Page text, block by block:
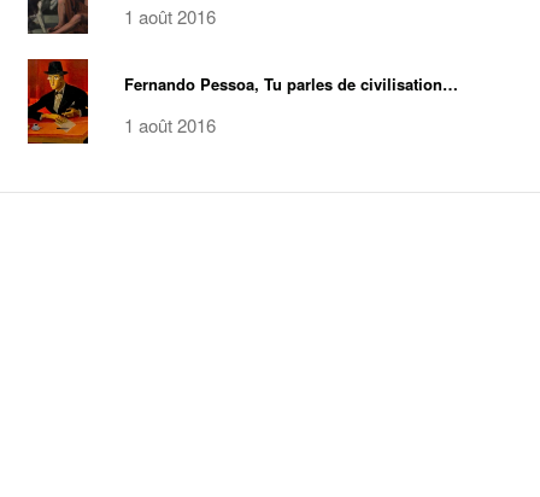
1 août 2016
Fernando Pessoa, Tu parles de civilisation…
1 août 2016